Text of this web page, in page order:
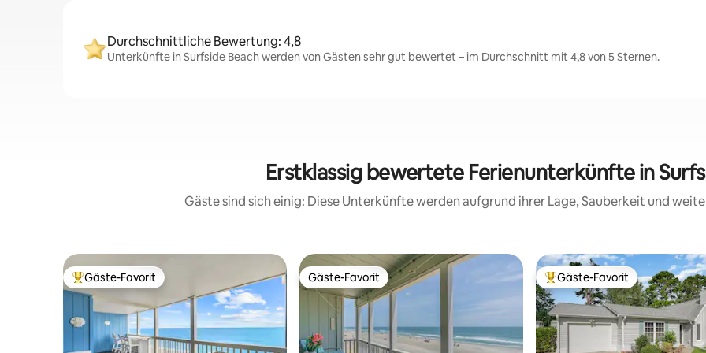
Durchschnittliche Bewertung: 4,8
Unterkünfte in Surfside Beach werden von Gästen sehr gut bewertet – im Durchschnitt mit 4,8 von 5 Sternen.
Erstklassig bewertete Ferienunterkünfte in
Gäste sind sich einig: Diese Unterkünfte werden aufgrund ihrer Lage, Sauberkeit und
Beliebter Gäste-Favorit.
Gäste-Favorit Gäste-Favorit
Gäste-Favorit Beliebter Gäste-Favorit.
Gäste-Favorit